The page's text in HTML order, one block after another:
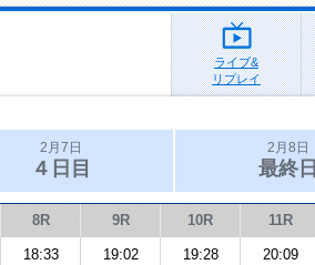
ライブ&
リプレイ
2月7日
４日目
2月8日
最終日
8R 9R 10R 11R
18:33 19:02 19:28 20:09